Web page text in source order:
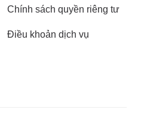
Chính sách quyền riêng tư
Điều khoản dịch vụ